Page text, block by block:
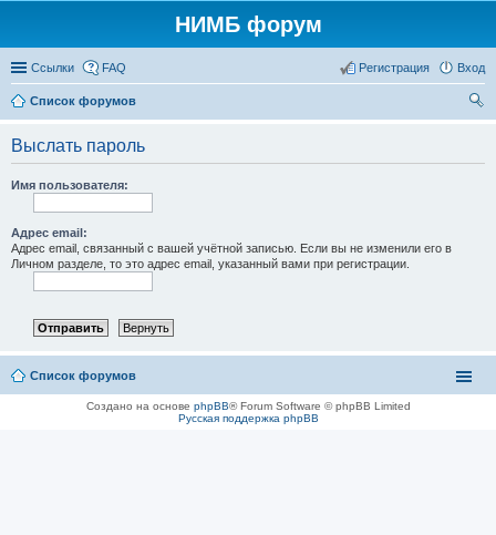
НИМБ форум
Ссылки FAQ Вход
Регистрация
Список форумов
Выслать пароль
Имя пользователя:
Адрес email:
Адрес email, связанный с вашей учётной записью. Если вы не изменили его в
Личном разделе, то это адрес email, указанный вами при регистрации.
Список форумов
Создано на основе phpBB® Forum Software © phpBB Limited
Русская поддержка phpBB